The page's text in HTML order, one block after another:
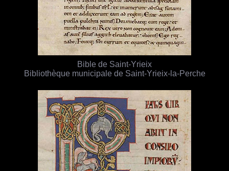
Bible de Saint-Yrieix
Bibliothèque municipale de Saint-Yrieix-la-Perche